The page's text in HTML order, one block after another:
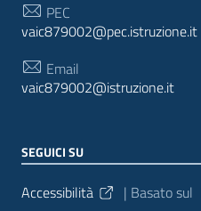
PEC
vaic879002@pec.istruzione.it
Email
vaic879002@istruzione.it
SEGUICI SU
Sezione Link Utili
Accessibilità | Basato sul